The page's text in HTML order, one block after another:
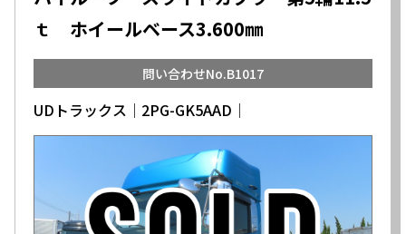
ｔ ホイールベース3.600㎜
問い合わせNo.B1017
UDトラックス│2PG-GK5AAD│